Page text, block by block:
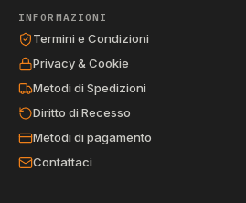
INFORMAZIONI
Termini e Condizioni
Privacy & Cookie
Metodi di Spedizioni
Diritto di Recesso
Metodi di pagamento
Contattaci